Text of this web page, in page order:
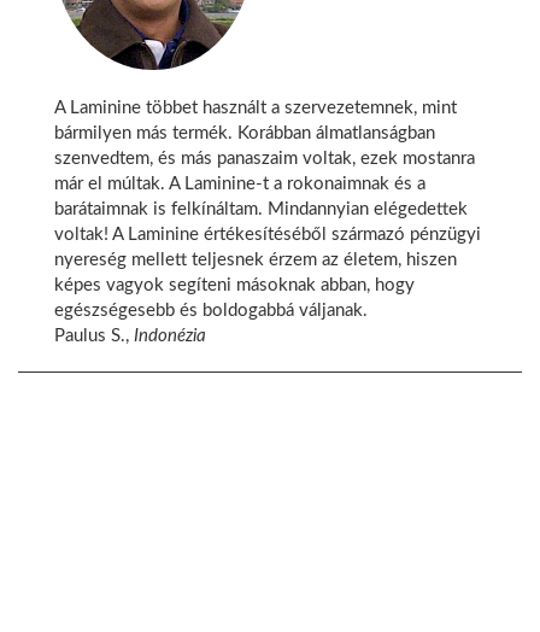
A Laminine többet használt a szervezetemnek, mint
bármilyen más termék. Korábban álmatlanságban
szenvedtem, és más panaszaim voltak, ezek mostanra
már el múltak. A Laminine-t a rokonaimnak és a
barátaimnak is felkínáltam. Mindannyian elégedettek
voltak! A Laminine értékesítéséből származó pénzügyi
nyereség mellett teljesnek érzem az életem, hiszen
képes vagyok segíteni másoknak abban, hogy
egészségesebb és boldogabbá váljanak.
Paulus S., Indonézia